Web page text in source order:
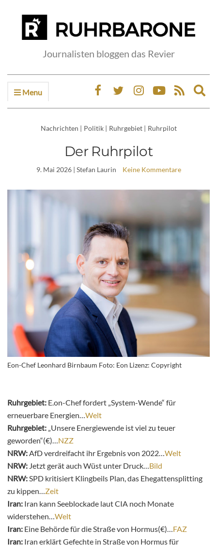
Journalisten bloggen das Revier
Menu
Nachrichten | Politik | Ruhrgebiet | Ruhrpilot
Der Ruhrpilot
9. Mai 2026| Stefan Laurin Keine Kommentare
Eon-Chef Leonhard Birnbaum Foto: Eon Lizenz: Copyright
Ruhrgebiet: E.on-Chef fordert „System-Wende“ für
erneuerbare Energien…Welt
Ruhrgebiet: „Unsere Energiewende ist viel zu teuer
geworden“(€)…NZZ
NRW:AfD verdreifacht ihr Ergebnis von 2022…Welt
NRW: Jetzt gerät auch Wüst unter Druck…Bild
NRW:SPD kritisiert Klingbeils Plan, das Ehegattensplitting
zu kippen…Zeit
Iran: Iran kann Seeblockade laut CIA noch Monate
widerstehen…Welt
Iran: Eine Behörde für die Straße von Hormus(€)…FAZ
Iran: Iran erklärt Gefechte in Straße von Hormus für